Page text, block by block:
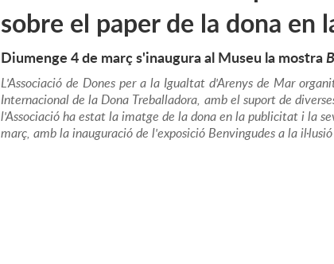
sobre el paper de la dona en
Diumenge 4 de març s'inaugura al Museu la mostra
L'Associació de Dones per a la Igualtat d'Arenys de Mar
Internacional de la Dona Treballadora, amb el suport de
l'Associació ha estat la imatge de la dona en la publicitat i la
març, amb la inauguració de l'exposicióBenvingudes a la